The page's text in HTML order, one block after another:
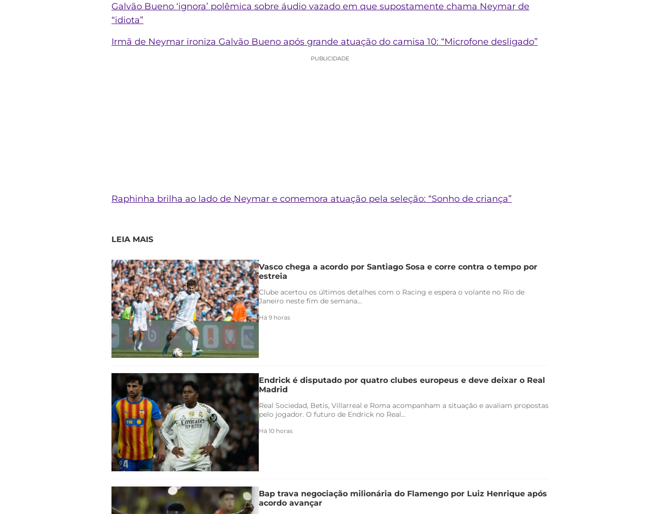
Galvão Bueno ‘ignora’ polêmica sobre áudio vazado em que supostamente chama Neymar de
“idiota”
Irmã de Neymar ironiza Galvão Bueno após grande atuação do camisa 10: “Microfone desligado”
PUBLICIDADE
Raphinha brilha ao lado de Neymar e comemora atuação pela seleção: “Sonho de criança”
LEIA MAIS
Vasco chega a acordo por Santiago Sosa e corre contra o tempo por
estreia
Clube acertou os últimos detalhes com o Racing e espera o volante no Rio de
Janeiro neste fim de semana...
Há 9 horas
Endrick é disputado por quatro clubes europeus e deve deixar o Real
Madrid
Real Sociedad, Betis, Villarreal e Roma acompanham a situação e avaliam propostas
pelo jogador. O futuro de Endrick no Real...
Há 10 horas
Bap trava negociação milionária do Flamengo por Luiz Henrique após
acordo avançar